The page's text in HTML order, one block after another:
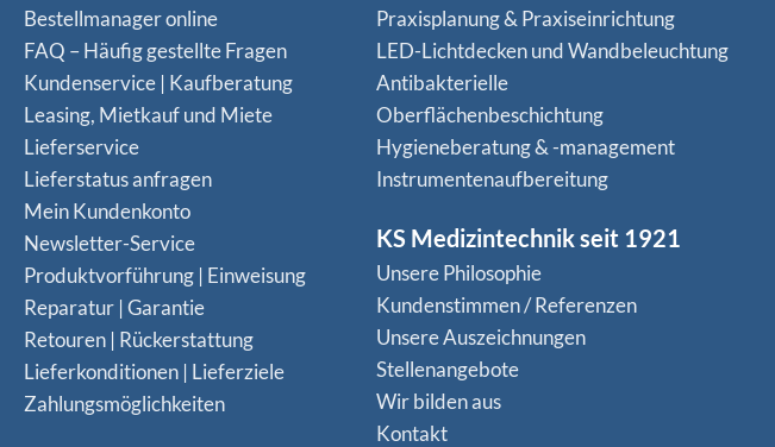
Bestellmanager online
FAQ – Häufig gestellte Fragen
Kundenservice | Kaufberatung
Leasing, Mietkauf und Miete
Lieferservice
Lieferstatus anfragen
Mein Kundenkonto
Newsletter-Service
Produktvorführung | Einweisung
Reparatur | Garantie
Retouren | Rückerstattung
Lieferkonditionen | Lieferziele
Zahlungsmöglichkeiten
Praxisplanung & Praxiseinrichtung
LED-Lichtdecken und Wandbeleuchtung
Antibakterielle
Oberflächenbeschichtung
Hygieneberatung & -management
Instrumentenaufbereitung
KS Medizintechnik seit 1921
Unsere Philosophie
Kundenstimmen / Referenzen
Unsere Auszeichnungen
Stellenangebote
Wir bilden aus
Kontakt